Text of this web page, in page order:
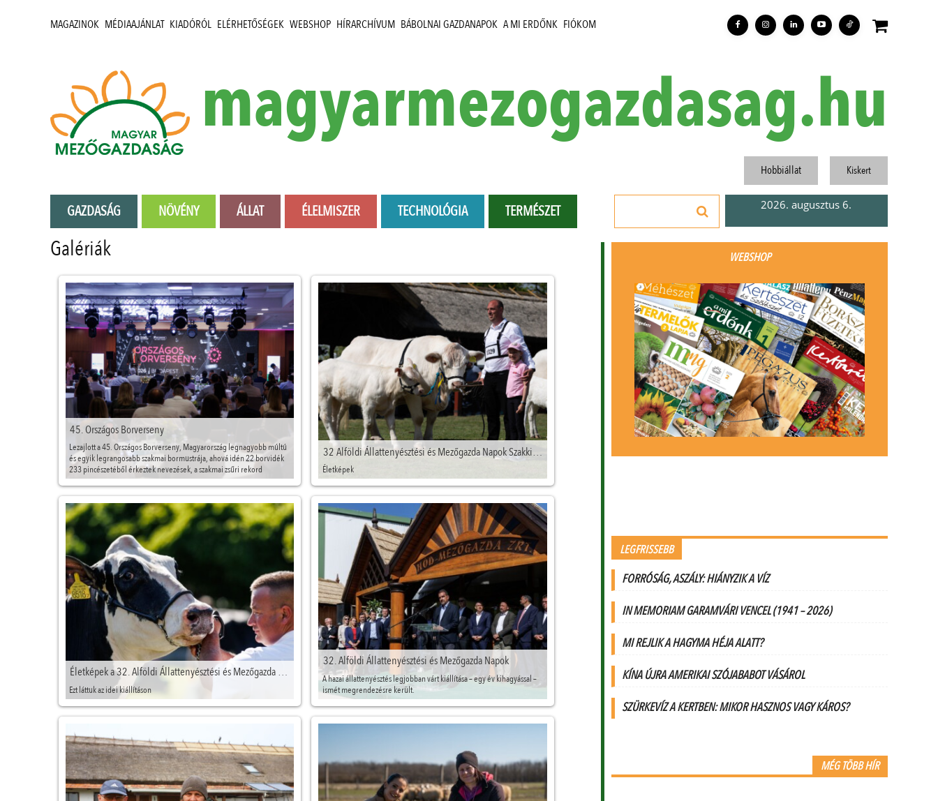
MAGAZINOK MÉDIAAJÁNLAT KIADÓRÓL ELÉRHETŐSÉGEK WEBSHOP HÍRARCHÍVUM BÁBOLNAI GAZDANAPOK A MI ERDŐNK FIÓKOM
magyarmezogazdasag.hu
GAZDASÁG NÖVÉNY ÁLLAT ÉLELMISZER TECHNOLÓGIA TERMÉSZET
Hobbiállat Kiskert
2026. augusztus 6.
Galériák
45. Országos Borverseny
Lezajlott a 45. Országos Borverseny, Magyarország legnagyobb múltú
és egyik legrangosabb szakmai bormustrája, ahová idén 22 borvidék
233 pincészetéből érkeztek nevezések, a szakmai zsűri rekord
mennyiségű, 995 bormintát értékelt a többnapos verseny során.
32 Alföldi Állattenyésztési és Mezőgazda Napok Szakkiállítás
Életképek
Életképek a 32. Alföldi Állattenyésztési és Mezőgazda Napokon
Ezt láttuk az idei kiállításon
32. Alföldi Állattenyésztési és Mezőgazda Napok
A hazai állattenyésztés legjobban várt kiállítása – egy év kihagyással –
ismét megrendezésre került.
WEBSHOP
LEGFRISSEBB
FORRÓSÁG, ASZÁLY: HIÁNYZIK A VÍZ
IN MEMORIAM GARAMVÁRI VENCEL (1941 – 2026)
MI REJLIK A HAGYMA HÉJA ALATT?
KÍNA ÚJRA AMERIKAI SZÓJABABOT VÁSÁROL
SZÜRKEVÍZ A KERTBEN: MIKOR HASZNOS VAGY KÁROS?
MÉG TÖBB HÍR